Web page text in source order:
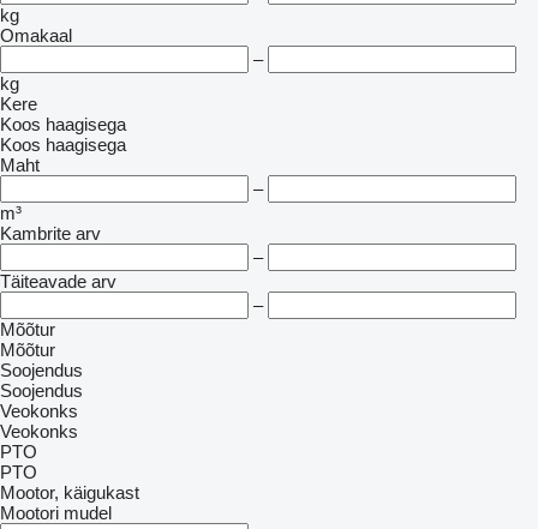
kg
Omakaal
–
kg
Kere
Koos haagisega
Koos haagisega
Maht
–
m³
Kambrite arv
–
Täiteavade arv
–
Mõõtur
Mõõtur
Soojendus
Soojendus
Veokonks
Veokonks
PTO
PTO
Mootor, käigukast
Mootori mudel